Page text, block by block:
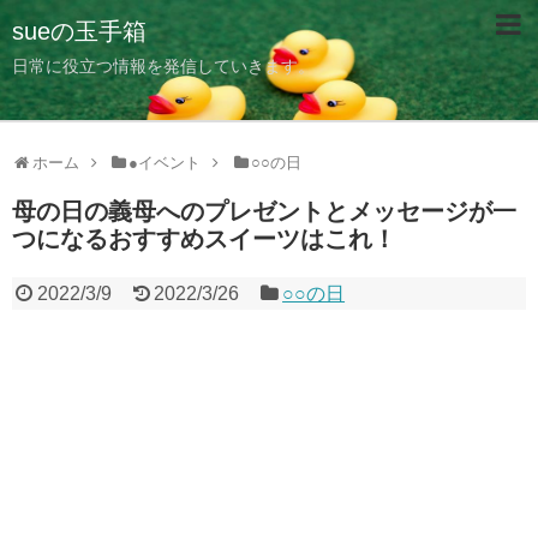
sueの玉手箱
日常に役立つ情報を発信していきます。
ホーム ●イベント ○○の日
母の日の義母へのプレゼントとメッセージが一
つになるおすすめスイーツはこれ！
2022/3/9 2022/3/26 ○○の日